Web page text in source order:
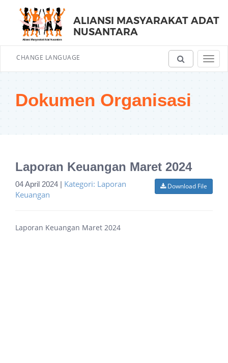
ALIANSI MASYARAKAT ADAT
NUSANTARA
CHANGE LANGUAGE
Dokumen Organisasi
Laporan Keuangan Maret 2024
Download File
04 April 2024 | Kategori: Laporan
Keuangan
Laporan Keuangan Maret 2024